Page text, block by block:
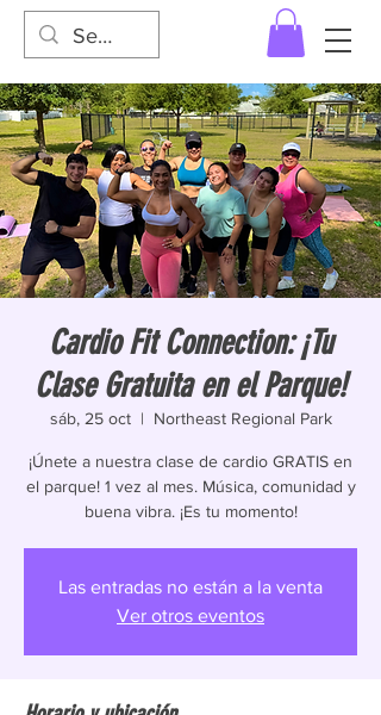
Cardio Fit Connection: ¡Tu
Clase Gratuita en el Parque!
sáb, 25 oct
  |
Northeast Regional Park
¡Únete a nuestra clase de cardio GRATIS en
el parque! 1 vez al mes. Música, comunidad y
buena vibra. ¡Es tu momento!
Las entradas no están a la venta
Ver otros eventos